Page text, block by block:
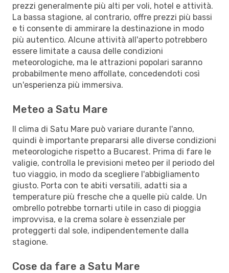
prezzi generalmente più alti per voli, hotel e attività.
La bassa stagione, al contrario, offre prezzi più bassi
e ti consente di ammirare la destinazione in modo
più autentico. Alcune attività all'aperto potrebbero
essere limitate a causa delle condizioni
meteorologiche, ma le attrazioni popolari saranno
probabilmente meno affollate, concedendoti così
un'esperienza più immersiva.
Meteo a Satu Mare
Il clima di Satu Mare può variare durante l'anno,
quindi è importante prepararsi alle diverse condizioni
meteorologiche rispetto a Bucarest. Prima di fare le
valigie, controlla le previsioni meteo per il periodo del
tuo viaggio, in modo da scegliere l'abbigliamento
giusto. Porta con te abiti versatili, adatti sia a
temperature più fresche che a quelle più calde. Un
ombrello potrebbe tornarti utile in caso di pioggia
improvvisa, e la crema solare è essenziale per
proteggerti dal sole, indipendentemente dalla
stagione.
Cose da fare a Satu Mare